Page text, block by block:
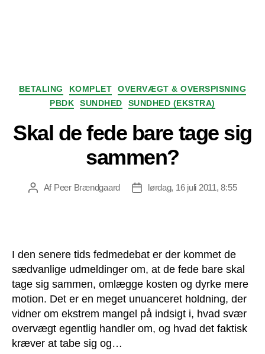
Kategorier
BETALING KOMPLET
OVERVÆGT & OVERSPISNING
PBDK
SUNDHED SUNDHED (EKSTRA)
Skal de fede bare tage sig
sammen?
Indlægsforfatter
Af Peer Brændgaard Indlægsdato
lørdag, 16 juli 2011, 8:55
I den senere tids fedmedebat er der kommet de
sædvanlige udmeldinger om, at de fede bare skal
tage sig sammen, omlægge kosten og dyrke mere
motion. Det er en meget unuanceret holdning, der
vidner om ekstrem mangel på indsigt i, hvad svær
overvægt egentlig handler om, og hvad det faktisk
kræver at tabe sig og…